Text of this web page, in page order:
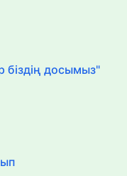
досымыз"